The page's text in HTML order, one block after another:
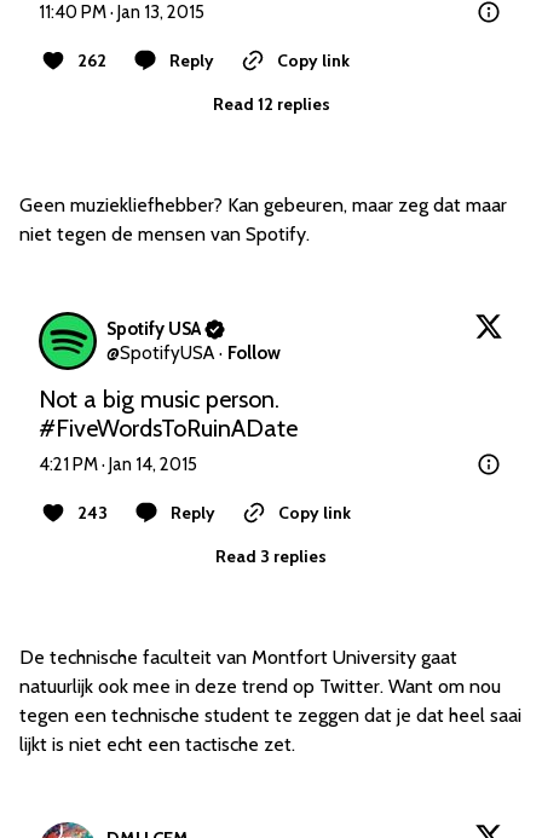
11:40 PM · Jan 13, 2015
262 Reply
Copy link
Read 12 replies
Geen muziekliefhebber? Kan gebeuren, maar zeg dat maar
niet tegen de mensen van Spotify.
Spotify USA
@SpotifyUSA · Follow
#FiveWordsToRuinADate
4:21 PM · Jan 14, 2015
243 Reply
Copy link
Read 3 replies
De technische faculteit van Montfort University gaat
natuurlijk ook mee in deze trend op Twitter. Want om nou
tegen een technische student te zeggen dat je dat heel saai
lijkt is niet echt een tactische zet.